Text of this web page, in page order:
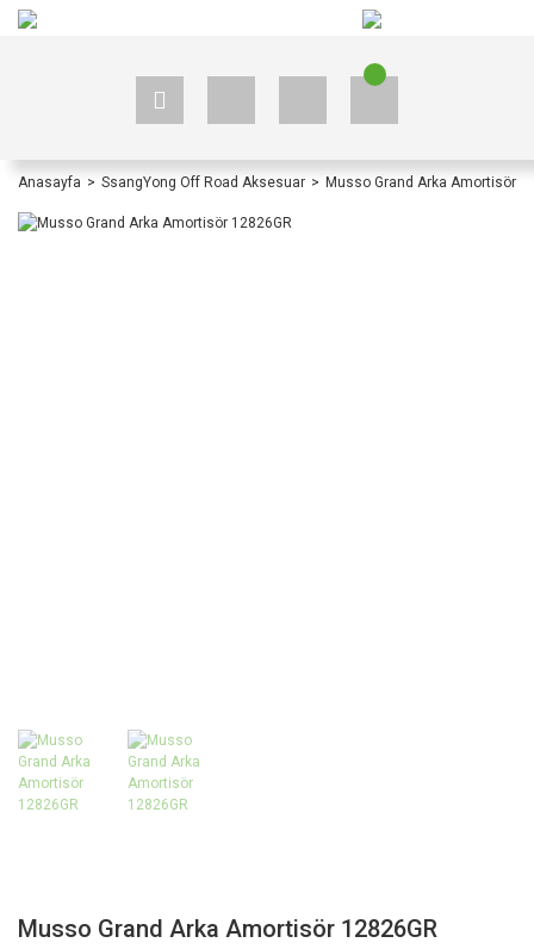
Anasayfa SsangYong Off Road Aksesuar Musso Grand Arka Amortisör
Musso Grand Arka Amortisör 12826GR